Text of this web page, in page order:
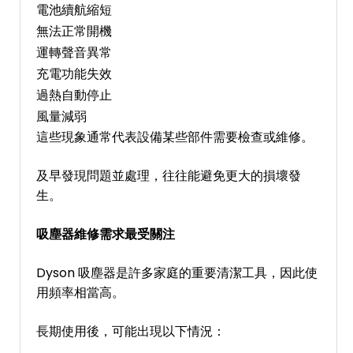
電池續航縮短
無法正常開機
運轉聲音異常
充電功能失效
過熱自動停止
風量減弱
這些現象通常代表設備某些部件需要檢查或維修。
及早發現問題並處理，往往能避免更大的損壞發
生。
吸塵器維修需求最受關注
Dyson 吸塵器是許多家庭的重要清潔工具，因此使
用頻率相當高。
長期使用後，可能出現以下情況：